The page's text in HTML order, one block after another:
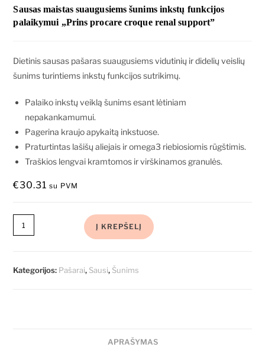
Sausas maistas suaugusiems šunims inkstų funkcijos
palaikymui „Prins procare croque renal support”
Dietinis sausas pašaras suaugusiems vidutinių ir didelių veislių
šunims turintiems inkstų funkcijos sutrikimų.
Palaiko inkstų veiklą šunims esant lėtiniam
nepakankamumui.
Pagerina kraujo apykaitą inkstuose.
Praturtintas lašišų aliejais ir omega3 riebiosiomis rūgštimis.
Traškios lengvai kramtomos ir virškinamos granulės.
€30.31 su PVM
Į KREPŠELĮ
Kategorijos: Pašarai, Sausi, Šunims
APRAŠYMAS